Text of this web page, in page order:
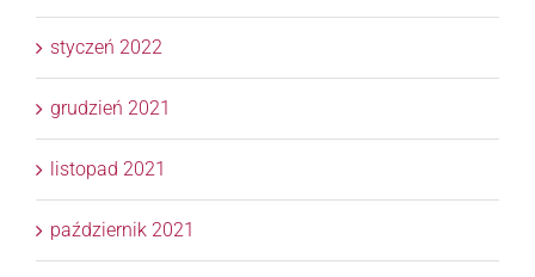
styczeń 2022
grudzień 2021
listopad 2021
październik 2021